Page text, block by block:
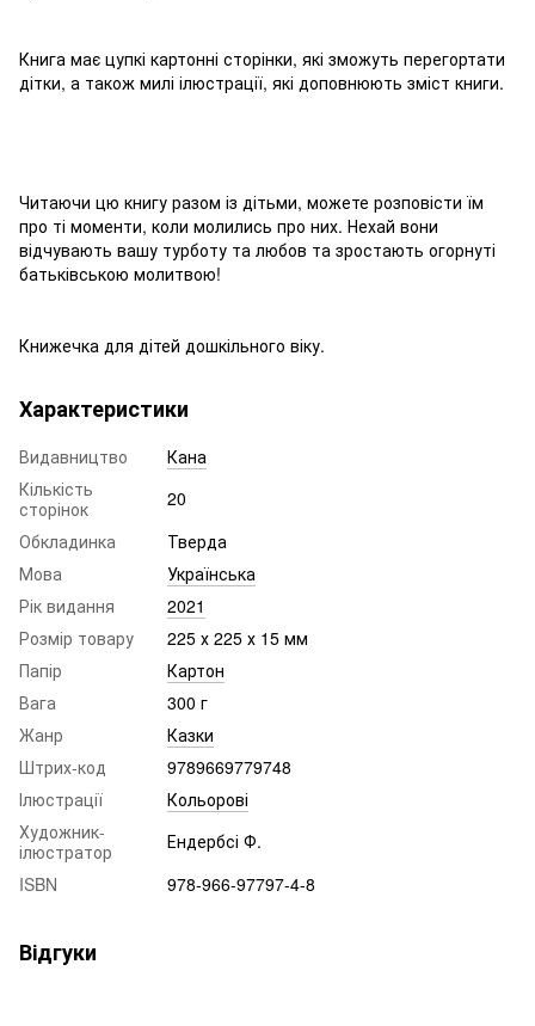
Книга має цупкі картонні сторінки, які зможуть перегортати
дітки, а також милі ілюстрації, які доповнюють зміст книги.
Читаючи цю книгу разом із дітьми, можете розповісти їм
про ті моменти, коли молились про них. Нехай вони
відчувають вашу турботу та любов та зростають огорнуті
батьківською молитвою!
Книжечка для дітей дошкільного віку.
Характеристики
Видавництво
Кана
Кількість
сторінок
20
Обкладинка
Тверда
Мова
Українська
Рік видання
2021
Розмір товару
225 х 225 х 15 мм
Папір
Картон
Вага
300 г
Жанр
Казки
Штрих-код
9789669779748
Ілюстрації
Кольорові
Художник-
ілюстратор
Ендербсі Ф.
ISBN
978-966-97797-4-8
Відгуки